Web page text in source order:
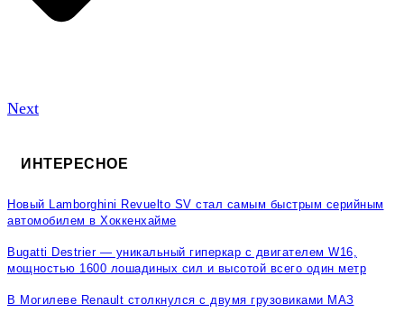
Next
ИНТЕРЕСНОЕ
Новый Lamborghini Revuelto SV стал самым быстрым серийным
автомобилем в Хоккенхайме
Bugatti Destrier — уникальный гиперкар с двигателем W16,
мощностью 1600 лошадиных сил и высотой всего один метр
В Могилеве Renault столкнулся с двумя грузовиками МАЗ